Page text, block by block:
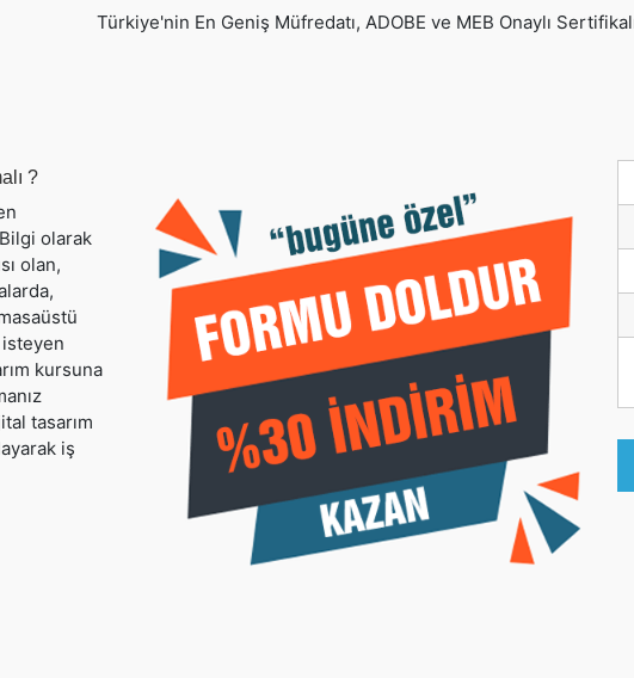
Türkiye'nin En Geniş Müfredatı, ADOBE ve MEB Onaylı
?
olarak
olan,
isteyen
kursuna
tasarım
iş